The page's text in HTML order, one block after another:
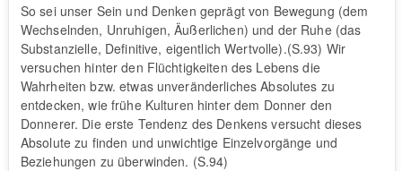
So sei unser Sein und Denken geprägt von Bewegung (dem
Wechselnden, Unruhigen, Äußerlichen) und der Ruhe (das
Substanzielle, Definitive, eigentlich Wertvolle).(S.93) Wir
versuchen hinter den Flüchtigkeiten des Lebens die
Wahrheiten bzw. etwas unveränderliches Absolutes zu
entdecken, wie frühe Kulturen hinter dem Donner den
Donnerer. Die erste Tendenz des Denkens versucht dieses
Absolute zu finden und unwichtige Einzelvorgänge und
Beziehungen zu überwinden. (S.94)